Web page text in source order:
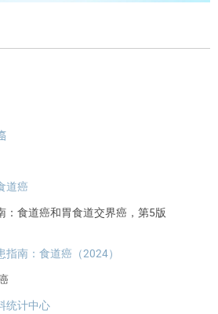
道癌
：食道癌和胃食道交界癌，第5版
南：食道癌（2024）
统计中心